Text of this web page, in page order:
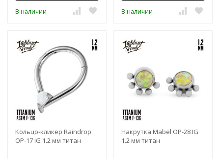
В наличии В наличии
Кольцо-кликер Raindrop
OP-17 IG 1.2 мм титан
Накрутка Mabel OP-28 IG
1.2 мм титан